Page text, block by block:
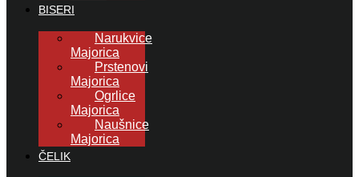
BISERI
Narukvice
Majorica
Prstenovi
Majorica
Ogrlice
Majorica
Naušnice
Majorica
ČELIK